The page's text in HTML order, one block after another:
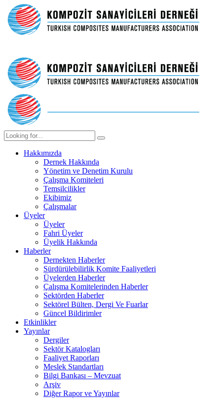
Hakkımızda
Dernek Hakkında
Yönetim ve Denetim Kurulu
Çalışma Komiteleri
Temsilcilikler
Ekibimiz
Çalışmalar
Üyeler
Üyeler
Fahri Üyeler
Üyelik Hakkında
Haberler
Dernekten Haberler
Sürdürülebilirlik Komite Faaliyetleri
Üyelerden Haberler
Çalışma Komitelerinden Haberler
Sektörden Haberler
Sektörel Bülten, Dergi Ve Fuarlar
Güncel Bildirimler
Etkinlikler
Yayınlar
Dergiler
Sektör Katalogları
Faaliyet Raporları
Meslek Standartları
Bilgi Bankası – Mevzuat
Arşiv
Diğer Rapor ve Yayınlar